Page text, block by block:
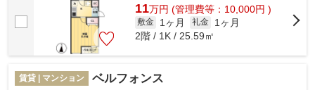
11万円 (管理費等：10,000円 )
敷金 1ヶ月 礼金
1ヶ月
2階 / 1K / 25.59㎡
賃貸 | マンション ベルフォンス